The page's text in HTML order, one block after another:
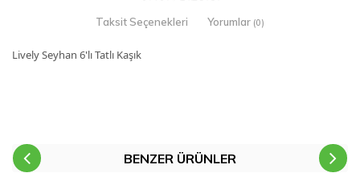
Taksit Seçenekleri Yorumlar (0)
Lively Seyhan 6'lı Tatlı Kaşık
BENZER ÜRÜNLER